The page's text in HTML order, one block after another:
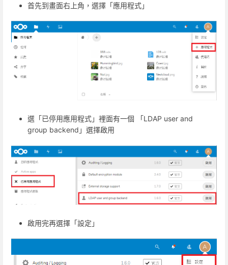
首先到畫面右上角，選擇「應用程式」
選「已停用應用程式」裡面有一個 「LDAP user and
group backend」選擇啟用
啟用完再選擇「設定」